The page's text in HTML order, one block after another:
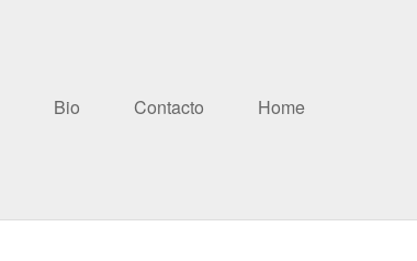
Bio Contacto Home